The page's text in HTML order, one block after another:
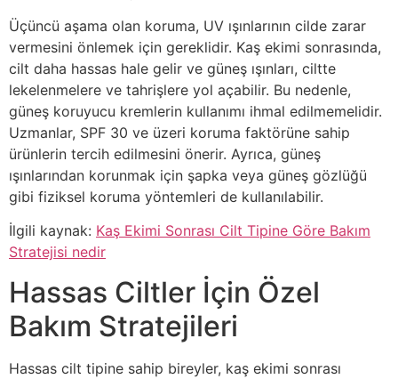
Üçüncü aşama olan koruma, UV ışınlarının cilde zarar
vermesini önlemek için gereklidir. Kaş ekimi sonrasında,
cilt daha hassas hale gelir ve güneş ışınları, ciltte
lekelenmelere ve tahrişlere yol açabilir. Bu nedenle,
güneş koruyucu kremlerin kullanımı ihmal edilmemelidir.
Uzmanlar, SPF 30 ve üzeri koruma faktörüne sahip
ürünlerin tercih edilmesini önerir. Ayrıca, güneş
ışınlarından korunmak için şapka veya güneş gözlüğü
gibi fiziksel koruma yöntemleri de kullanılabilir.
İlgili kaynak: Kaş Ekimi Sonrası Cilt Tipine Göre Bakım
Stratejisi nedir
Hassas Ciltler İçin Özel
Bakım Stratejileri
Hassas cilt tipine sahip bireyler, kaş ekimi sonrası